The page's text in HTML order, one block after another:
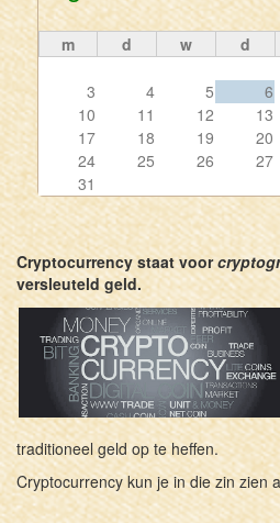
m d w d
3
4 5 6
10
11 12 13
17
18 19 20
24
25 26 27
31
Cryptocurrency staat voor
versleuteld geld.
traditioneel geld op te heffen.
Cryptocurrency kun je in die zin zien